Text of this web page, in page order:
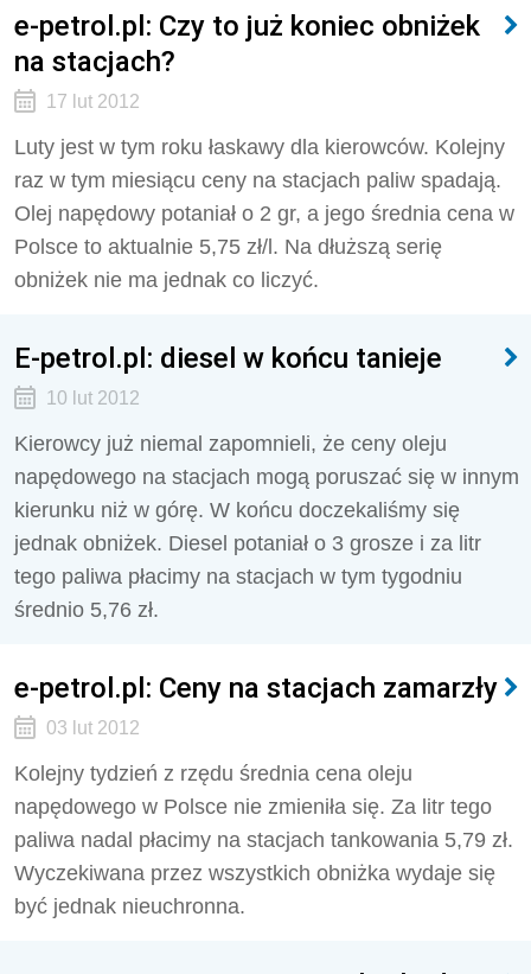
e-petrol.pl: Czy to już koniec obniżek
na stacjach?
17 lut 2012
Luty jest w tym roku łaskawy dla kierowców. Kolejny
raz w tym miesiącu ceny na stacjach paliw spadają.
Olej napędowy potaniał o 2 gr, a jego średnia cena w
Polsce to aktualnie 5,75 zł/l. Na dłuższą serię
obniżek nie ma jednak co liczyć.
E-petrol.pl: diesel w końcu tanieje
10 lut 2012
Kierowcy już niemal zapomnieli, że ceny oleju
napędowego na stacjach mogą poruszać się w innym
kierunku niż w górę. W końcu doczekaliśmy się
jednak obniżek. Diesel potaniał o 3 grosze i za litr
tego paliwa płacimy na stacjach w tym tygodniu
średnio 5,76 zł.
e-petrol.pl: Ceny na stacjach zamarzły
03 lut 2012
Kolejny tydzień z rzędu średnia cena oleju
napędowego w Polsce nie zmieniła się. Za litr tego
paliwa nadal płacimy na stacjach tankowania 5,79 zł.
Wyczekiwana przez wszystkich obniżka wydaje się
być jednak nieuchronna.